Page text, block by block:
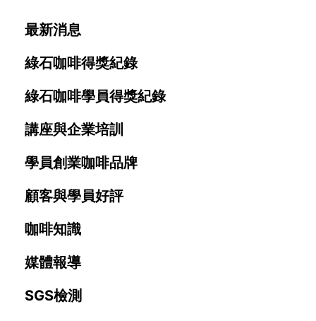
最新消息
綠石咖啡得獎紀錄
綠石咖啡學員得獎紀錄
講座與企業培訓
學員創業咖啡品牌
顧客與學員好評
咖啡知識
媒體報導
SGS檢測